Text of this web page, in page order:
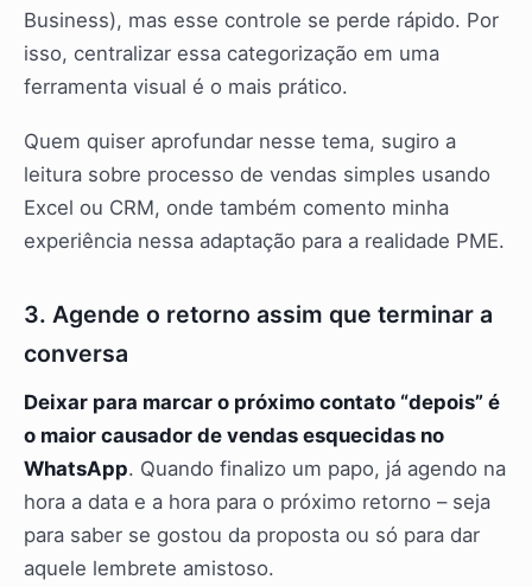
Business), mas esse controle se perde rápido. Por
isso, centralizar essa categorização em uma
ferramenta visual é o mais prático.
Quem quiser aprofundar nesse tema, sugiro a
leitura sobre processo de vendas simples usando
Excel ou CRM, onde também comento minha
experiência nessa adaptação para a realidade PME.
3. Agende o retorno assim que terminar a
conversa
Deixar para marcar o próximo contato “depois” é
o maior causador de vendas esquecidas no
WhatsApp. Quando finalizo um papo, já agendo na
hora a data e a hora para o próximo retorno – seja
para saber se gostou da proposta ou só para dar
aquele lembrete amistoso.